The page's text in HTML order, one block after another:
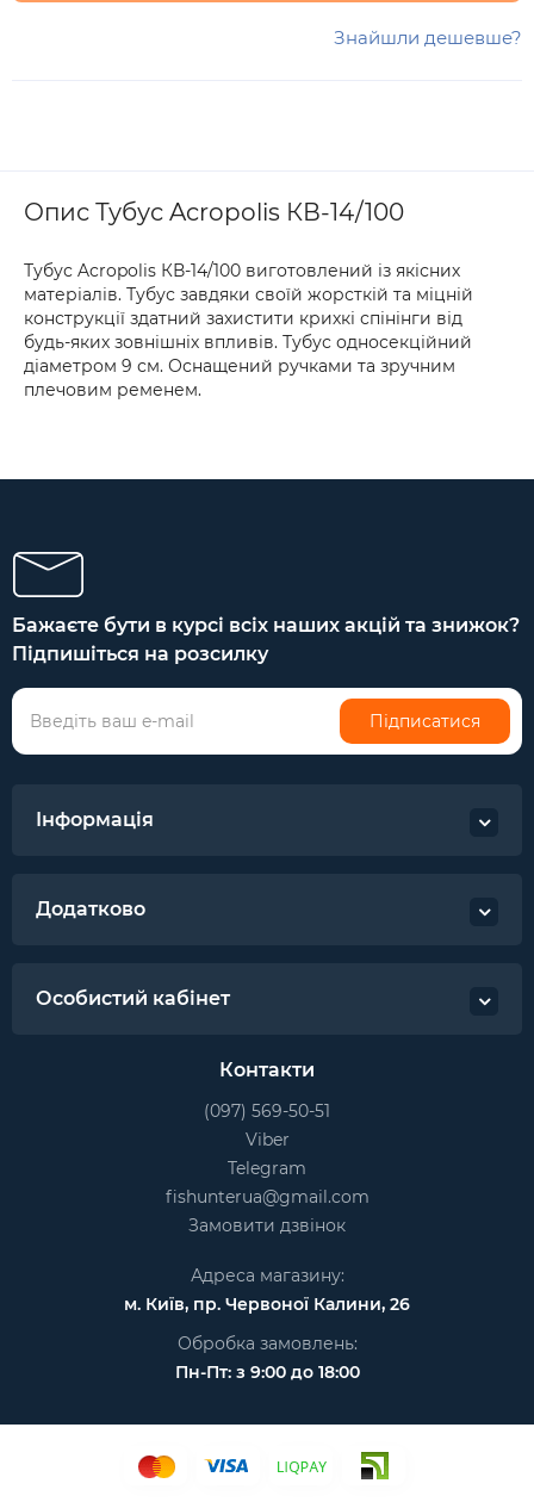
Знайшли дешевше?
Опис Тубус Acropolis КВ-14/100
Тубус Acropolis КВ-14/100 виготовлений із якісних
матеріалів. Тубус завдяки своїй жорсткій та міцній
конструкції здатний захистити крихкі спінінги від
будь-яких зовнішніх впливів. Тубус односекційний
діаметром 9 см. Оснащений ручками та зручним
плечовим ременем.
Бажаєте бути в курсі всіх наших акцій та знижок?
Підпишіться на розсилку
Підписатися
Інформація
Додатково
Особистий кабінет
Контакти
(097) 569-50-51
Viber
Telegram
fishunterua@gmail.com
Замовити дзвінок
Адреса магазину:
м. Київ, пр. Червоної Калини, 26
Обробка замовлень:
Пн-Пт: з 9:00 до 18:00